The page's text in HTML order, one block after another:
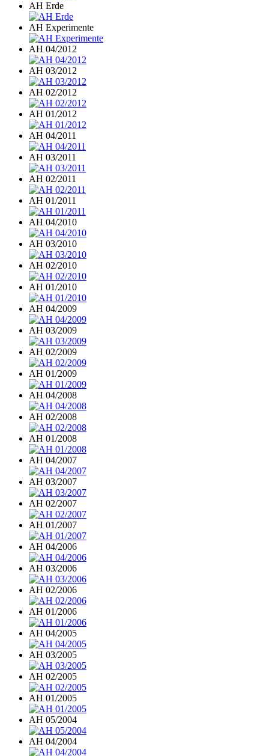
AH Erde
AH Experimente
AH 04/2012
AH 03/2012
AH 02/2012
AH 01/2012
AH 04/2011
AH 03/2011
AH 02/2011
AH 01/2011
AH 04/2010
AH 03/2010
AH 02/2010
AH 01/2010
AH 04/2009
AH 03/2009
AH 02/2009
AH 01/2009
AH 04/2008
AH 02/2008
AH 01/2008
AH 04/2007
AH 03/2007
AH 02/2007
AH 01/2007
AH 04/2006
AH 03/2006
AH 02/2006
AH 01/2006
AH 04/2005
AH 03/2005
AH 02/2005
AH 01/2005
AH 05/2004
AH 04/2004